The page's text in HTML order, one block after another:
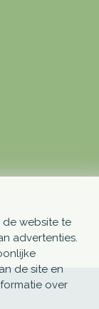
de website te
advertenties.
de site en
over